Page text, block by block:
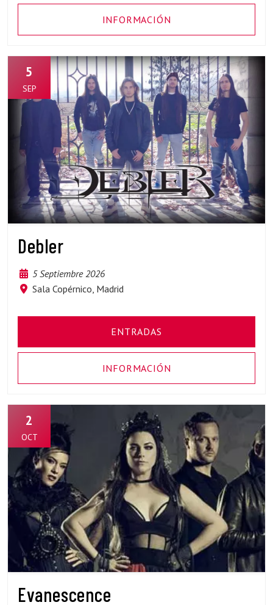
INFORMACIÓN
5
SEP
Debler
5 Septiembre 2026
Sala Copérnico, Madrid
ENTRADAS
INFORMACIÓN
2
OCT
Evanescence